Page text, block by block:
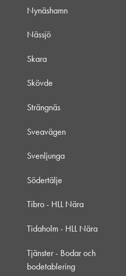
Nynäshamn
Nässjö
Skara
Skövde
Strängnäs
Sveavägen
Svenljunga
Södertälje
Tibro - HLL Nära
Tidaholm - HLL Nära
Tjänster - Bodar och
bodetablering